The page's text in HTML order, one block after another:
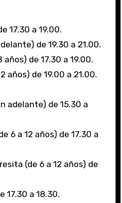
17.30 a 19.00.
de 19.30 a 21.00.
de 17.30 a 19.00.
años) de 19.00 a 21.00.
adelante) de 15.30 a
6 a 12 años) de 17.30 a
(de 6 a 12 años) de
17.30 a 18.30.